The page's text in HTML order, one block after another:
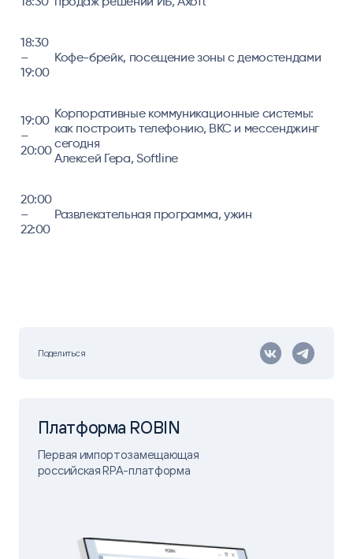
Поделиться
18:30
–
19:00
Кофе-брейк, посещение зоны с демостендами
19:00
–
20:00
Корпоративные коммуникационные системы:
как построить телефонию, ВКС и мессенджинг
сегодня
Алексей Гера, Softline
20:00
–
22:00
Развлекательная программа, ужин
Платформа ROBIN
Первая импортозамещающая
российская RPA-платформа